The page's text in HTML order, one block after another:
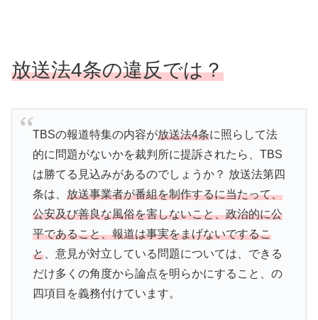
放送法4条の違反では？
TBSの報道特集の内容が放送法4条に照らして法
的に問題がないかを裁判所に提訴されたら、TBS
は勝てる見込みがあるのでしょうか？ 放送法第四
条は、 放送事業者が番組を制作するに当たって、
公安及び善良な風俗を害しないこと、政治的に公
平であること、報道は事実をまげないでするこ
と、意見が対立している問題については、できる
だけ多くの角度から論点を明らかにすること、の
四項目を義務付けています。